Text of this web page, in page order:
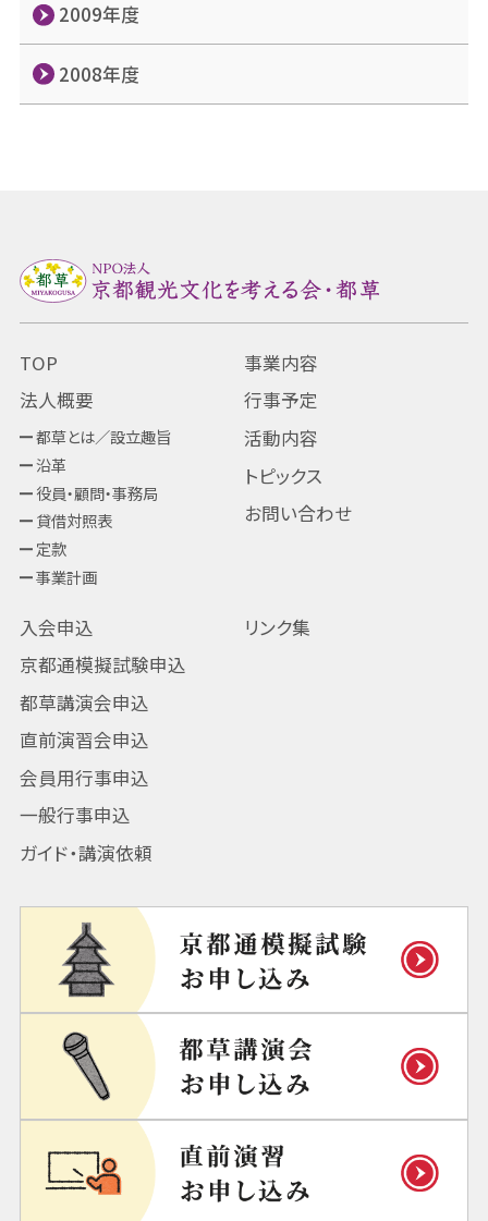
2009年度
2008年度
TOP
法人概要
都草とは／設立趣旨
沿革
役員・顧問・事務局
貸借対照表
定款
事業計画
事業内容
行事予定
活動内容
トピックス
お問い合わせ
入会申込
京都通模擬試験申込
都草講演会申込
直前演習会申込
会員用行事申込
一般行事申込
ガイド・講演依頼
リンク集